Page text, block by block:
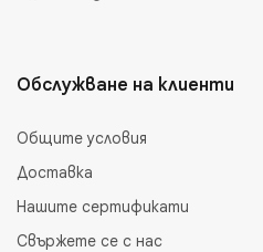
Обслужване на клиенти
Общите условия
Доставка
Нашите сертификати
Свържете се с нас